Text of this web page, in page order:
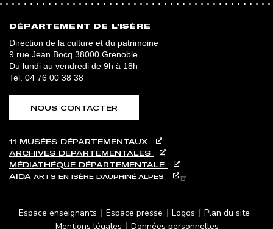
DÉPARTEMENT DE L'ISÈRE
Direction de la culture et du patrimoine
9 rue Jean Bocq 38000 Grenoble
Du lundi au vendredi de 9h à 18h
Tel. 04 76 00 38 38
NOUS CONTACTER
11 MUSÉES DÉPARTEMENTAUX
ARCHIVES DÉPARTEMENTALES
MÉDIATHÉQUE DÉPARTEMENTALE
AIDA ARTS EN ISÈRE DAUPHINÉ ALPES
PIED DE PAGE
Espace enseignants Espace presse Logos
Plan du site
Mentions légales
Données personnelles